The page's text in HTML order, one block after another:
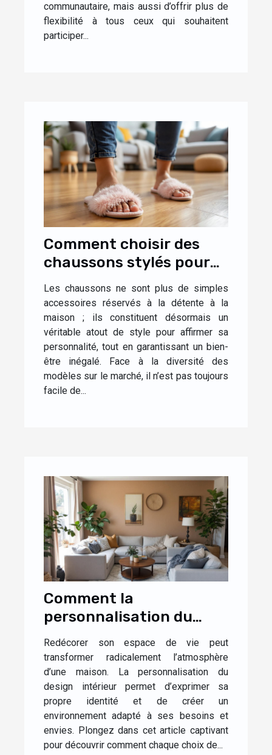
communautaire, mais aussi d’offrir plus de
flexibilité à tous ceux qui souhaitent
participer...
Comment choisir des
chaussons stylés pour
un confort optimal à la
maison ?
Les chaussons ne sont plus de simples
accessoires réservés à la détente à la
maison ; ils constituent désormais un
véritable atout de style pour affirmer sa
personnalité, tout en garantissant un bien-
être inégalé. Face à la diversité des
modèles sur le marché, il n’est pas toujours
facile de...
Comment la
personnalisation du
design influence-t-elle
l'ambiance de votre
maison ?
Redécorer son espace de vie peut
transformer radicalement l’atmosphère
d’une maison. La personnalisation du
design intérieur permet d’exprimer sa
propre identité et de créer un
environnement adapté à ses besoins et
envies. Plongez dans cet article captivant
pour découvrir comment chaque choix de...